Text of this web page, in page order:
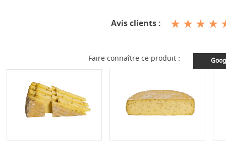
Avis clients :
Faire connaître ce produit :